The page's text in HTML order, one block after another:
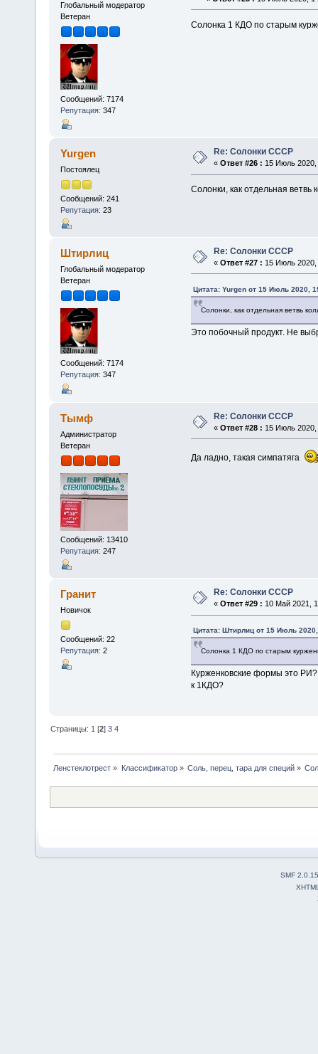
Глобальный модератор
Ветеран
Сообщений: 7174
Репутация: 347
Солонка 1 КДО по старым
Yurgen
Постоялец
Сообщений: 241
Репутация: 23
Re: Солонки СССР
« Ответ #26 : 15 Июль 2020,
Солонки, как отдельная ветвь
Штирлиц
Глобальный модератор
Ветеран
Сообщений: 7174
Репутация: 347
Re: Солонки СССР
« Ответ #27 : 15 Июль 2020,
Цитата: Yurgen от 15 Июль 2020,
Солонки, как отдельная ветвь
Это побочный продукт. Не
Тымф
Администратор
Ветеран
Сообщений: 13410
Репутация: 247
Re: Солонки СССР
« Ответ #28 : 15 Июль 2020,
Да ладно, такая симпатяга
Гранит
Новичок
Сообщений: 22
Репутация: 2
Re: Солонки СССР
« Ответ #29 : 10 Май 2021,
Цитата: Штирлиц от 15 Июль
Солонка 1 КДО по старым
Курженковские формы это
к 1КДО?
Страницы:1 [2]3 4
Ленстеклотрест » Классификатор» Соль, перец, тара для специй»
SMF 2.0.15